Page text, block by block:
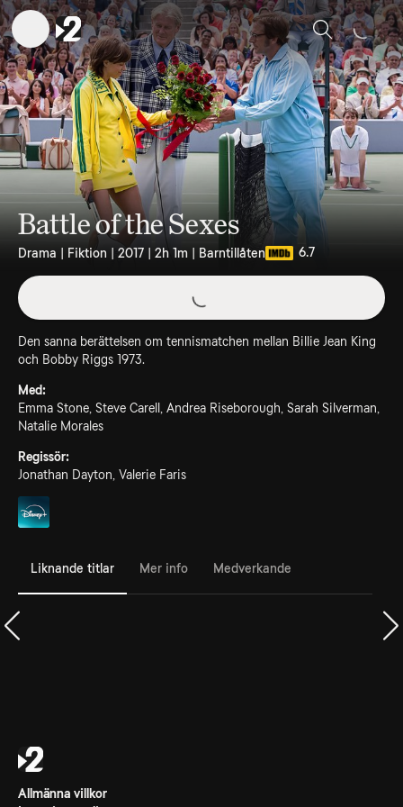
Sök
Battle of the Sexes
Drama | Fiktion | 2017 | 2h 1m | Barntillåten 6.7
Den sanna berättelsen om tennismatchen mellan Billie Jean King
och Bobby Riggs 1973.
Med:
Emma Stone, Steve Carell, Andrea Riseborough, Sarah Silverman,
Natalie Morales
Regissör:
Jonathan Dayton, Valerie Faris
Liknande titlar Mer info Medverkande
Allmänna villkor